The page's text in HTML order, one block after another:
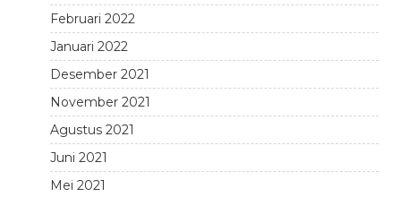
Februari 2022
Januari 2022
Desember 2021
November 2021
Agustus 2021
Juni 2021
Mei 2021